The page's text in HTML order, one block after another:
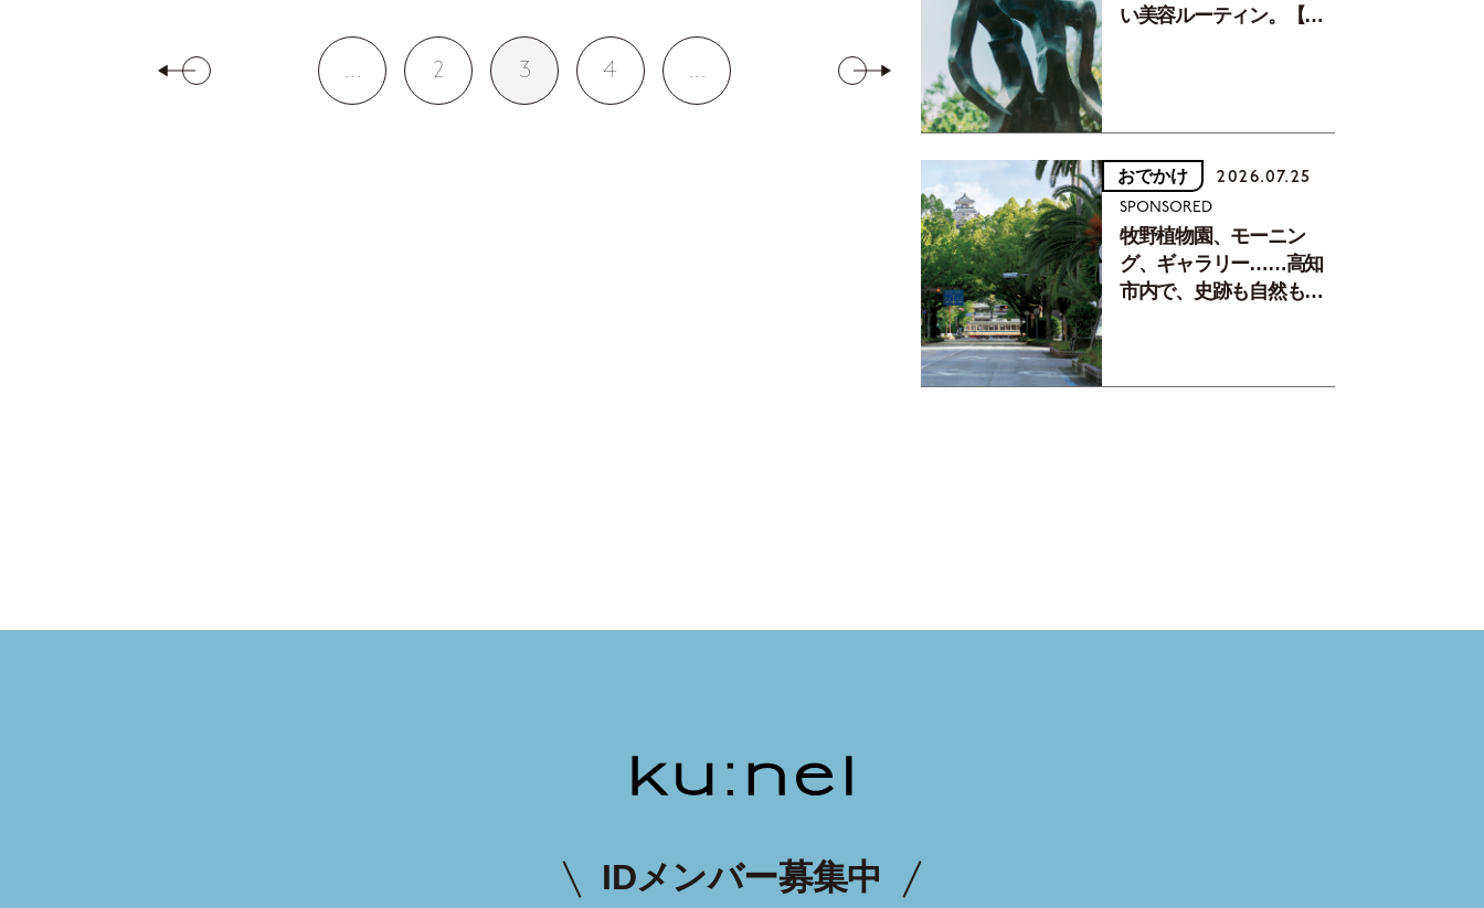
... 2 3 4 ...
い美容ルーティン。【中
おでかけ 2026.07.25
SPONSORED
牧野植物園、モーニン
グ、ギャラリー……高知
市内で、史跡も自然もグ
IDメンバー募集中